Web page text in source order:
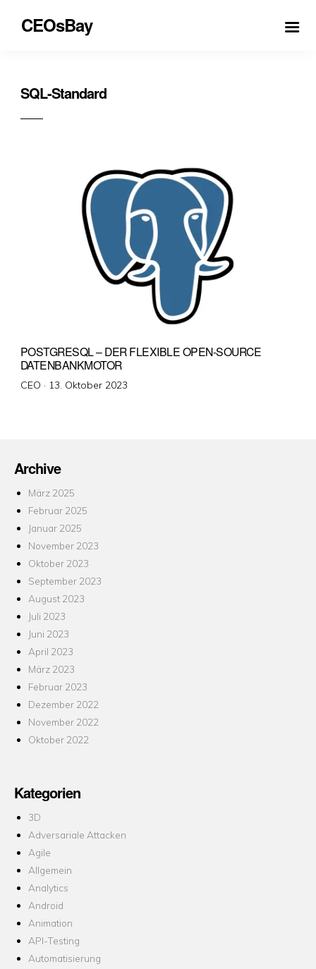
CEOsBay
SQL-Standard
POSTGRESQL – DER FLEXIBLE OPEN-SOURCE
DATENBANKMOTOR
CEO · Veröffentlicht
13. Oktober 2023
Archive
März 2025
Februar 2025
Januar 2025
November 2023
Oktober 2023
September 2023
August 2023
Juli 2023
Juni 2023
April 2023
März 2023
Februar 2023
Dezember 2022
November 2022
Oktober 2022
Kategorien
3D
Adversariale Attacken
Agile
Allgemein
Analytics
Android
Animation
API-Testing
Automatisierung